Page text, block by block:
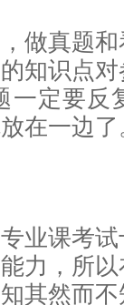
真题和
知识点
一定要反
在一边了
课考试
力，所
其然而